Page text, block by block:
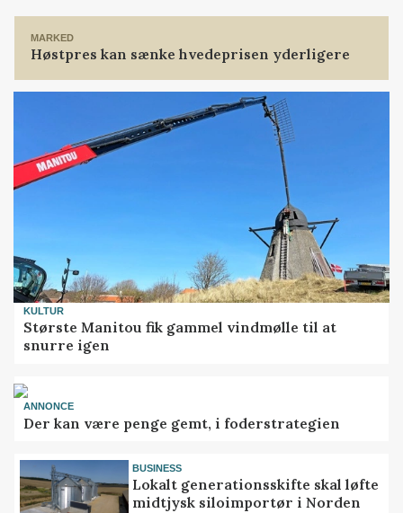
MARKED
Høstpres kan sænke hvedeprisen yderligere
KULTUR
Største Manitou fik gammel vindmølle til at
snurre igen
ANNONCE
Der kan være penge gemt, i foderstrategien
BUSINESS
Lokalt generationsskifte skal løfte
midtjysk siloimportør i Norden